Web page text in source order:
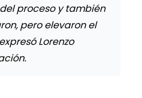
proceso y también
pero elevaron el
Lorenzo